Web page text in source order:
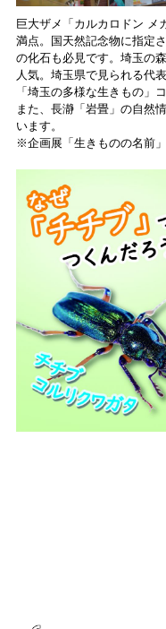
巨大ザメ「カルカロドン メ
満点。国天然記念物に指定
の化石も必見です。埼玉の
人気。埼玉県で見られる代
「埼玉の多様な生きもの」
また、長瀞「岩畳」の自然
います。
※企画展「生きものの名前